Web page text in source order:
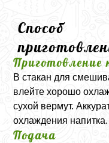
Способ
Приготовление
В стакан для
влейте хорошо
сухой вермут.
охлаждения напитка.
Подача